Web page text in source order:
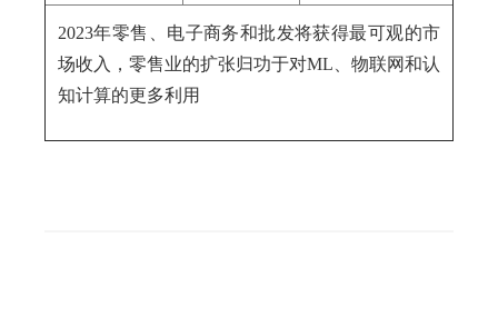
2023年零售、电子商务和批发将获得最可观的市
场收入，零售业的扩张归功于对ML、物联网和认
知计算的更多利用